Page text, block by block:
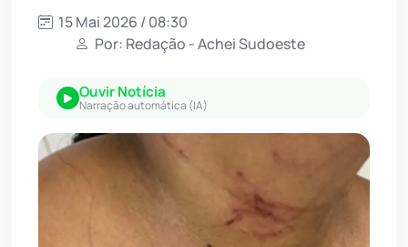
15 Mai 2026 / 08:30
Por: Redação - Achei Sudoeste
Ouvir Notícia
Narração automática (IA)